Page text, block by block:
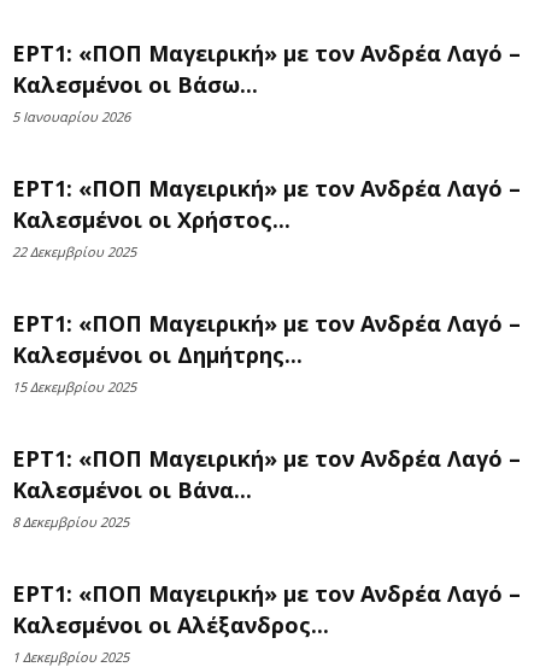
ΕΡΤ1: «ΠΟΠ Μαγειρική» με τον Ανδρέα Λαγό –
Καλεσμένοι οι Βάσω...
5 Ιανουαρίου 2026
ΕΡΤ1: «ΠΟΠ Μαγειρική» με τον Ανδρέα Λαγό –
Καλεσμένοι οι Χρήστος...
22 Δεκεμβρίου 2025
ΕΡΤ1: «ΠΟΠ Μαγειρική» με τον Ανδρέα Λαγό –
Καλεσμένοι οι Δημήτρης...
15 Δεκεμβρίου 2025
ΕΡΤ1: «ΠΟΠ Μαγειρική» με τον Ανδρέα Λαγό –
Καλεσμένοι οι Βάνα...
8 Δεκεμβρίου 2025
ΕΡΤ1: «ΠΟΠ Μαγειρική» με τον Ανδρέα Λαγό –
Καλεσμένοι οι Αλέξανδρος...
1 Δεκεμβρίου 2025